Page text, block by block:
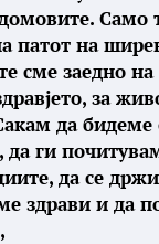
Само
патот на
сме заедно
за
да бидеме
да ги
да се
здрави и да